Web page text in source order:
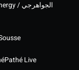
El Gawahergy / الجواهرجي
Pathé Live